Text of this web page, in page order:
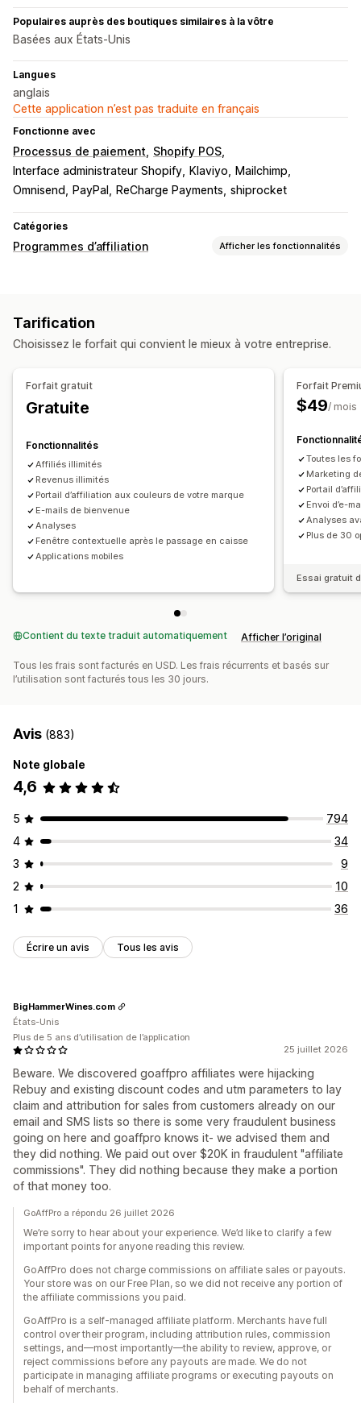
Populaires auprès des boutiques similaires à la vôtre
Basées aux États-Unis
Langues
anglais
Cette application n’est pas traduite en français
Fonctionne avec
Processus de paiement Shopify POS
Interface administrateur Shopify
Klaviyo
Mailchimp
Omnisend
PayPal ReCharge Payments shiprocket
Catégories
Programmes d’affiliation Afficher les fonctionnalités
Commission personnalisée
Primes de performance Commission sur le produit
Analyses de données
Génération de liens en bloc
Liens vers les collections
Réductions Suivi par e-mail
Pop-ups après-vente
Suivi de produit
Protection contre les fraudes
Expérience des affiliés
Inscription personnalisée
Portail à l’image de la marque
Nom de domaine personnalisé
Image de marque personnalisée
Paiements
Virements bancaires
Paiements par carte-cadeau
Tarification
Choisissez le forfait qui convient le mieux à votre entreprise.
Forfait gratuit
Gratuite
Fonctionnalités
Affiliés illimités
Revenus illimités
Portail d’affiliation aux couleurs de votre marque
E-mails de bienvenue
Analyses
Fenêtre contextuelle après le passage en caisse
Applications mobiles
Forfait
$49/ mois
Toutes les
Marketing
Portail
Envoi d’e-
Analyses
Plus de 30
Essai gratuit
Contient du texte traduit automatiquement Afficher l’original
Tous les frais sont facturés en USD. Les frais récurrents et basés sur
l’utilisation sont facturés tous les 30 jours.
Avis (883)
Note globale
4,6
5
794
4
34
3
9
2
10
1
36
Écrire un avis Tous les avis
25 juillet 2026
Beware. We discovered goaffpro affiliates were hijacking
Rebuy and existing discount codes and utm parameters to lay
claim and attribution for sales from customers already on our
email and SMS lists so there is some very fraudulent business
going on here and goaffpro knows it- we advised them and
they did nothing. We paid out over $20K in fraudulent "affiliate
commissions". They did nothing because they make a portion
of that money too.
BigHammerWines.com
États-Unis
Plus de 5 ans d’utilisation de l’application
GoAffPro a répondu 26 juillet 2026
We’re sorry to hear about your experience. We’d like to clarify a few
important points for anyone reading this review.
GoAffPro does not charge commissions on affiliate sales or payouts.
Your store was on our Free Plan, so we did not receive any portion of
the affiliate commissions you paid.
GoAffPro is a self-managed affiliate platform. Merchants have full
control over their program, including attribution rules, commission
settings, and—most importantly—the ability to review, approve, or
reject commissions before any payouts are made. We do not
participate in managing affiliate programs or executing payouts on
behalf of merchants.